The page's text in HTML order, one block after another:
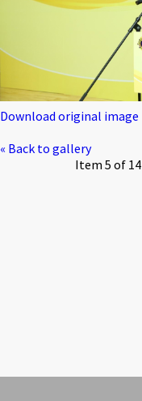
Download original image
« Back to gallery
Item 5 of 14